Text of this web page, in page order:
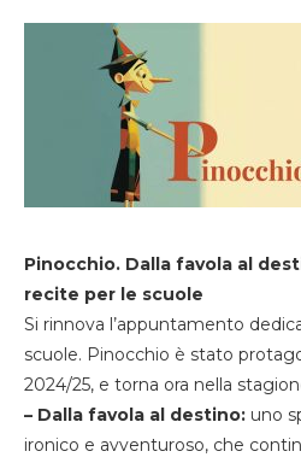
Pinocchio. Dalla favola al
recite per le scuole
Si rinnova l’appuntamento
scuole. Pinocchio è stato
2024/25, e torna ora nella
– Dalla favola al destino: uno
ironico e avventuroso, che